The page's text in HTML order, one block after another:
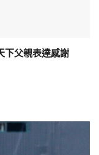
下父親表達感謝